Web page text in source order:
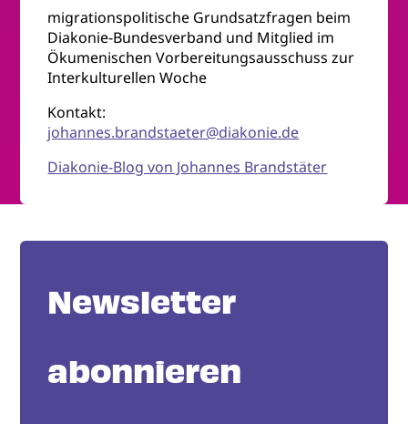
migrationspolitische Grundsatzfragen beim
Diakonie-Bundesverband und Mitglied im
Ökumenischen Vorbereitungsausschuss zur
Interkulturellen Woche
Kontakt:
johannes.brandstaeter@diakonie.de
Diakonie-Blog von Johannes Brandstäter
Newsletter
abonnieren